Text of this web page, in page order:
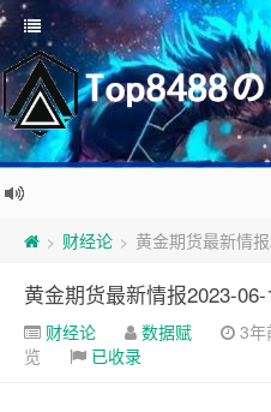
> 财经论 > 黄金期货最新情
黄金期货最新情报2023-
财经论 数据赋 3年
览
已收录